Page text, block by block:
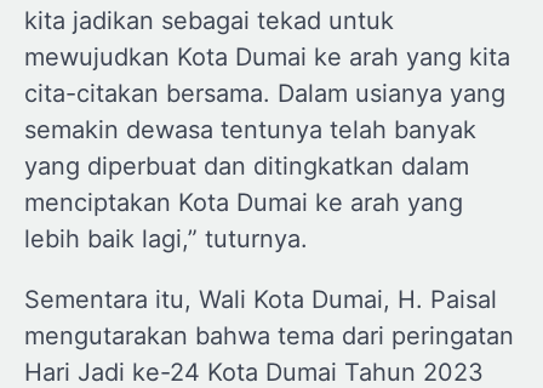
kita jadikan sebagai tekad untuk
mewujudkan Kota Dumai ke arah yang kita
cita-citakan bersama. Dalam usianya yang
semakin dewasa tentunya telah banyak
yang diperbuat dan ditingkatkan dalam
menciptakan Kota Dumai ke arah yang
lebih baik lagi,” tuturnya.
Sementara itu, Wali Kota Dumai, H. Paisal
mengutarakan bahwa tema dari peringatan
Hari Jadi ke-24 Kota Dumai Tahun 2023